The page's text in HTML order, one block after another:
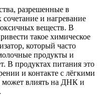
разрешенные в
и нагревание
веществ. В
такое химическое
который часто
продукты и
В продуктах питания это
и контакте с лёгкими
может влиять на ДНК и